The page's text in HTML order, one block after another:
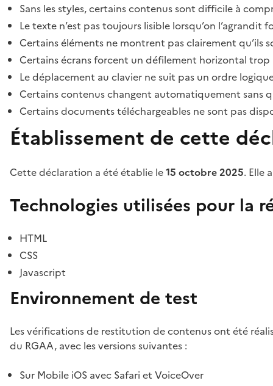
Sans les styles, certains contenus sont difficile à
Le texte n’est pas toujours lisible lorsqu’on l’agrandit
Certains éléments ne montrent pas clairement qu’ils
Certains écrans forcent un défilement horizontal
Le déplacement au clavier ne suit pas un ordre
Certains contenus changent automatiquement sans
Certains documents téléchargeables ne sont pas
Établissement de cette
Cette déclaration a été établie le15 octobre 2025. Elle
Technologies utilisées pour la
HTML
CSS
Javascript
Environnement de test
Les vérifications de restitution de contenus ont été
du RGAA, avec les versions suivantes :
Sur Mobile iOS avec Safari et VoiceOver